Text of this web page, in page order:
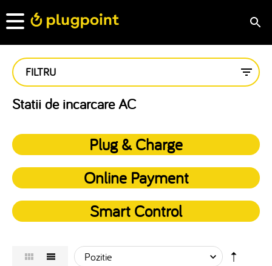
FILTRU
Statii de incarcare AC
Plug & Charge
Online Payment
Smart Control